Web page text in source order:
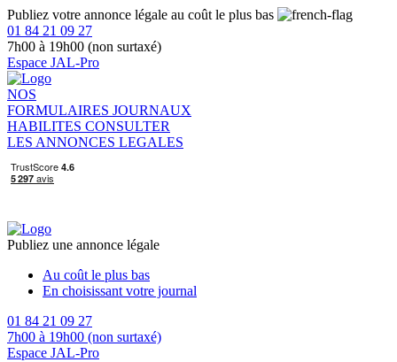
Publiez votre annonce légale au coût le plus bas
01 84 21 09 27
7h00 à 19h00 (non surtaxé)
Espace JAL-Pro
NOS
FORMULAIRES JOURNAUX
HABILITES CONSULTER
LES ANNONCES LEGALES
Publiez une annonce légale
Au coût le plus bas
En choisissant votre journal
01 84 21 09 27
7h00 à 19h00 (non surtaxé)
Espace JAL-Pro